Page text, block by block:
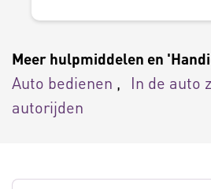
Meer hulpmiddelen en
Auto bedienen In de auto
autorijden